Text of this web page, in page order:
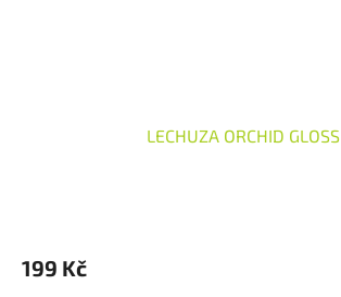
LECHUZA ORCHID GLOSS
199 Kč